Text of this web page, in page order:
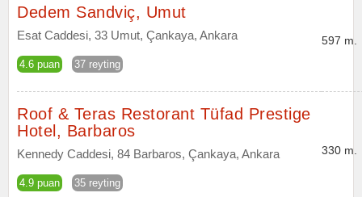
Dedem Sandviç, Umut
Esat Caddesi, 33 Umut, Çankaya, Ankara
4.6 puan 37 reyting
597 m.
Roof & Teras Restorant Tüfad Prestige
Hotel, Barbaros
Kennedy Caddesi, 84 Barbaros, Çankaya, Ankara
4.9 puan 35 reyting
330 m.